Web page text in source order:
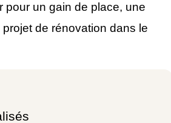
pour un gain de place, une
de rénovation dans le